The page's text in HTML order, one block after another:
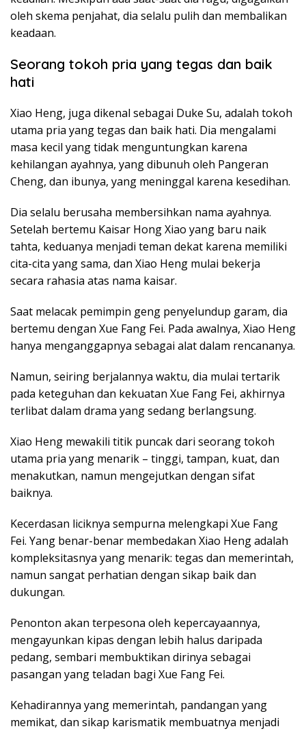
oleh skema penjahat, dia selalu pulih dan membalikan
keadaan.
Seorang tokoh pria yang tegas dan baik
hati
Xiao Heng, juga dikenal sebagai Duke Su, adalah tokoh
utama pria yang tegas dan baik hati. Dia mengalami
masa kecil yang tidak menguntungkan karena
kehilangan ayahnya, yang dibunuh oleh Pangeran
Cheng, dan ibunya, yang meninggal karena kesedihan.
Dia selalu berusaha membersihkan nama ayahnya.
Setelah bertemu Kaisar Hong Xiao yang baru naik
tahta, keduanya menjadi teman dekat karena memiliki
cita-cita yang sama, dan Xiao Heng mulai bekerja
secara rahasia atas nama kaisar.
Saat melacak pemimpin geng penyelundup garam, dia
bertemu dengan Xue Fang Fei. Pada awalnya, Xiao Heng
hanya menganggapnya sebagai alat dalam rencananya.
Namun, seiring berjalannya waktu, dia mulai tertarik
pada keteguhan dan kekuatan Xue Fang Fei, akhirnya
terlibat dalam drama yang sedang berlangsung.
Xiao Heng mewakili titik puncak dari seorang tokoh
utama pria yang menarik – tinggi, tampan, kuat, dan
menakutkan, namun mengejutkan dengan sifat
baiknya.
Kecerdasan liciknya sempurna melengkapi Xue Fang
Fei. Yang benar-benar membedakan Xiao Heng adalah
kompleksitasnya yang menarik: tegas dan memerintah,
namun sangat perhatian dengan sikap baik dan
dukungan.
Penonton akan terpesona oleh kepercayaannya,
mengayunkan kipas dengan lebih halus daripada
pedang, sembari membuktikan dirinya sebagai
pasangan yang teladan bagi Xue Fang Fei.
Kehadirannya yang memerintah, pandangan yang
memikat, dan sikap karismatik membuatnya menjadi